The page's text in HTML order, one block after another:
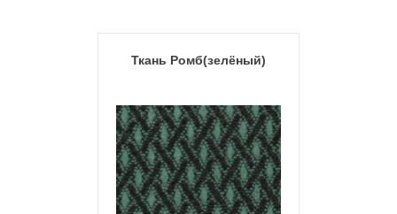
Ткань Ромб(зелёный)